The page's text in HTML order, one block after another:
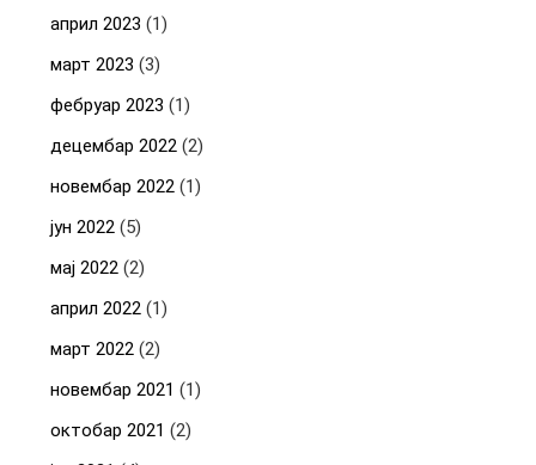
април 2023 (1)
март 2023 (3)
фебруар 2023 (1)
децембар 2022 (2)
новембар 2022 (1)
јун 2022 (5)
мај 2022 (2)
април 2022 (1)
март 2022 (2)
новембар 2021 (1)
октобар 2021 (2)